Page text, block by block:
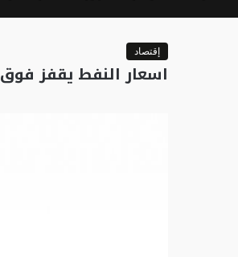
إقتصاد
اسعار النفط يقفز فوق 85 دولاربعد انخفاض المخزون الاميريكي